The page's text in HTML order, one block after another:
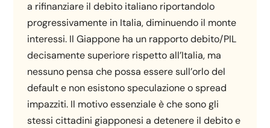
a rifinanziare il debito italiano riportandolo
progressivamente in Italia, diminuendo il monte
interessi. Il Giappone ha un rapporto debito/PIL
decisamente superiore rispetto all’Italia, ma
nessuno pensa che possa essere sull’orlo del
default e non esistono speculazione o spread
impazziti. Il motivo essenziale è che sono gli
stessi cittadini giapponesi a detenere il debito e